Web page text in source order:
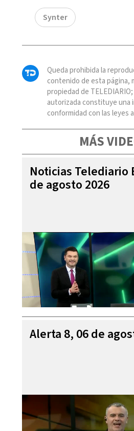
Synter
Queda prohibida la
contenido de esta página,
propiedad de
autorizada constituye una
conformidad con las leyes
MÁS
Noticias Telediario
de agosto 2026
Alerta 8, 06 de